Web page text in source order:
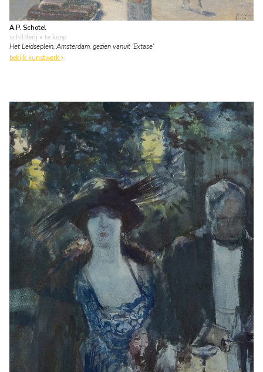
A.P. Schotel
schilderij • te koop
Het Leidseplein, Amsterdam, gezien vanuit 'Extase'
bekijk kunstwerk